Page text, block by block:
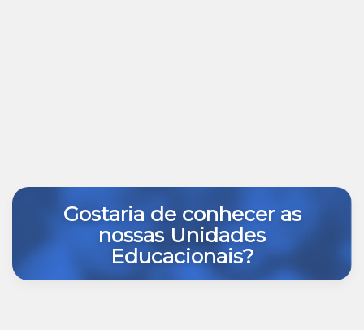
Gostaria de conhecer as
nossas Unidades
Educacionais?